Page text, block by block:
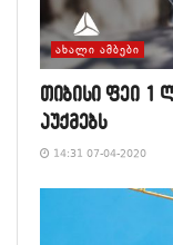
ᲐᲮᲐᲚᲘ ᲐᲛᲑᲔᲑᲘ
თიბისი ფეი 1
აუქმებს
14:31 07-04-2020